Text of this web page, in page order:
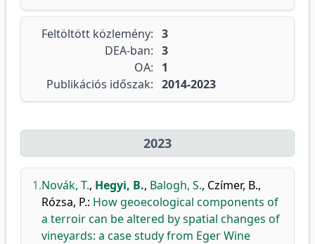
Feltöltött közlemény: 3
DEA-ban: 3
OA:
1
Publikációs időszak: 2014-2023
2023
1.Novák, T., Hegyi, B., Balogh, S., Czímer, B.,
Rózsa, P.: How geoecological components of
a terroir can be altered by spatial changes of
vineyards: a case study from Eger Wine